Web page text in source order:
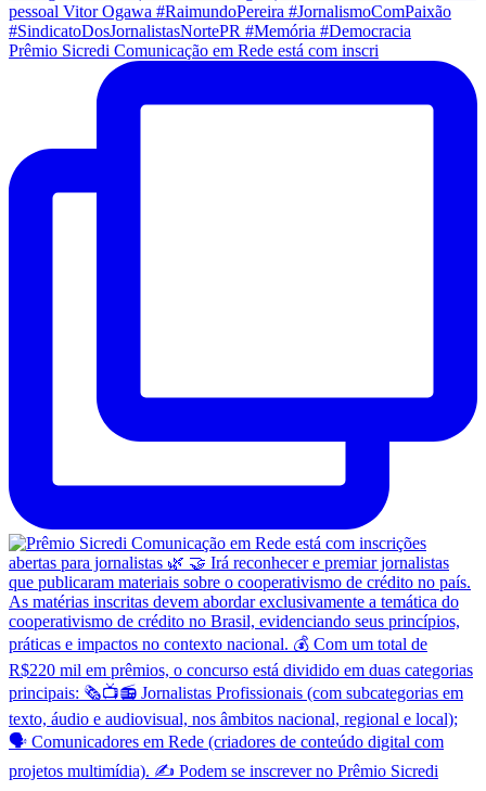
Prêmio Sicredi Comunicação em Rede está com inscri